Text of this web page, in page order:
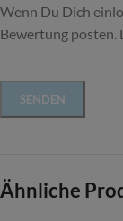
Wenn Du Dich
Bewertung posten.
Ähnliche